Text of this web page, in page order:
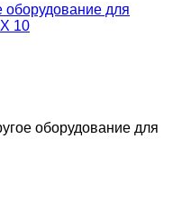
оборудование для
10
оборудование для